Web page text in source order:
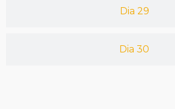
Dia 29
Dia 30